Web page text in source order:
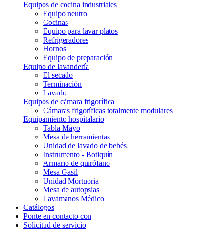
Equipos de cocina industriales
Equipo neutro
Cocinas
Equipo para lavar platos
Refrigeradores
Hornos
Equipo de preparación
Equipo de lavandería
El secado
Terminación
Lavado
Equipos de cámara frigorífica
Cámaras frigoríficas totalmente modulares
Equipamiento hospitalario
Tabla Mayo
Mesa de herramientas
Unidad de lavado de bebés
Instrumento - Botiquín
Armario de quirófano
Mesa Gasil
Unidad Mortuoria
Mesa de autopsias
Lavamanos Médico
Catálogos
Ponte en contacto con
Solicitud de servicio